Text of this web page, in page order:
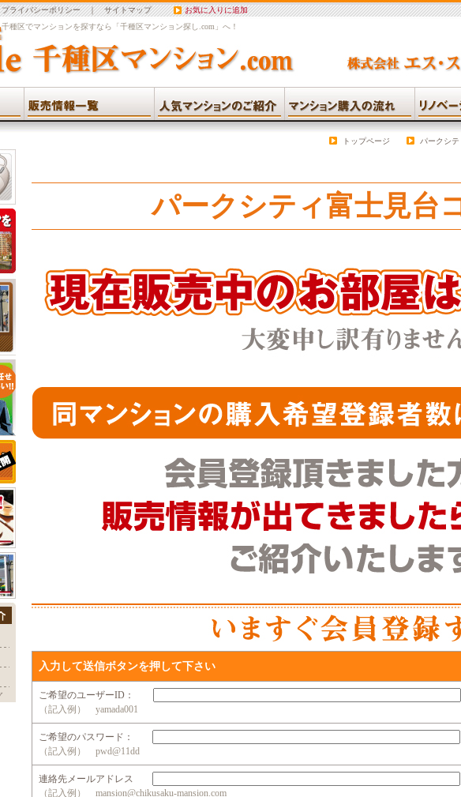
プライバシーポリシー｜サイトマップ
お気に入りに追加
千種区でマンションを探すなら「千種区マンション探し.com」へ！
トップページ パークシ
パークシティ富士見台
入力して送信ボタンを押して下さい
ご希望のユーザーID：
（記入例） yamada001
ご希望のパスワード：
（記入例） pwd@11dd
連絡先メールアドレス
（記入例） mansion@chikusaku-mansion.com